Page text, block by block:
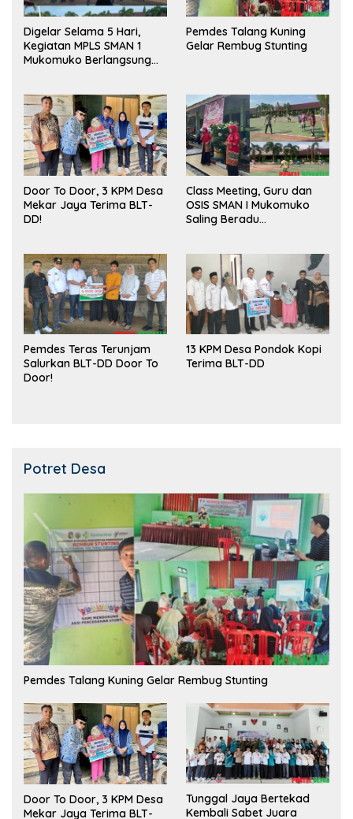
Digelar Selama 5 Hari,
Kegiatan MPLS SMAN 1
Mukomuko Berlangsung
Pemdes Talang Kuning
Gelar Rembug Stunting
Door To Door, 3 KPM Desa
Mekar Jaya Terima BLT-
DD!
Class Meeting, Guru dan
OSIS SMAN I Mukomuko
Saling Beradu
Pemdes Teras Terunjam
Salurkan BLT-DD Door To
Door!
13 KPM Desa Pondok Kopi
Terima BLT-DD
Potret Desa
Pemdes Talang Kuning Gelar Rembug Stunting
Door To Door, 3 KPM Desa
Mekar Jaya Terima BLT-
Tunggal Jaya Bertekad
Kembali Sabet Juara